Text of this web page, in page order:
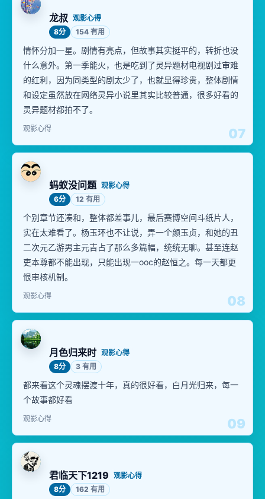
07
龙叔 观影心得
8分
154 有用
情怀分加一星。剧情有亮点，但故事其实挺平的，转折也没
什么意外。第一季能火，也是吃到了灵异题材电视剧过审难
的红利，因为同类型的剧太少了，也就显得珍贵，整体剧情
和设定虽然放在网络灵异小说里其实比较普通，很多好看的
灵异题材都拍不了。
观影心得
08
蚂蚁没问题 观影心得
6分
12 有用
个别章节还凑和，整体都差事儿，最后赛博空间斗纸片人，
实在太难看了。杨玉环也不让说，弄一个颜玉贞，和她的丑
二次元乙游男主元吉占了那么多篇幅，统统无聊。甚至连赵
吏本尊都不能出现，只能出现一ooc的赵恒之。每一天都更
恨审核机制。
观影心得
09
月色归来时 观影心得
8分
3 有用
都来看这个灵魂摆渡十年，真的很好看，白月光归来，每一
个故事都好看
观影心得
君临天下1219 观影心得
8分
162 有用